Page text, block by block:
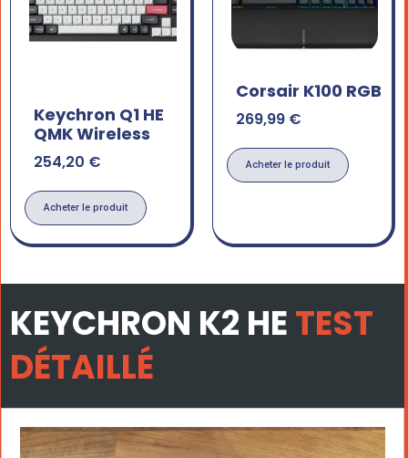
Keychron Q1 HE
QMK Wireless
254,20 €
Acheter le produit
Corsair K100 RGB
269,99 €
Acheter le produit
KEYCHRON K2 HETEST
DÉTAILLÉ